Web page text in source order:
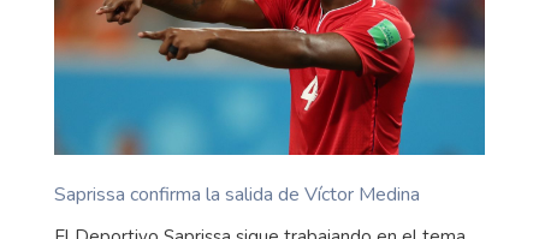
Saprissa confirma la salida de Víctor Medina